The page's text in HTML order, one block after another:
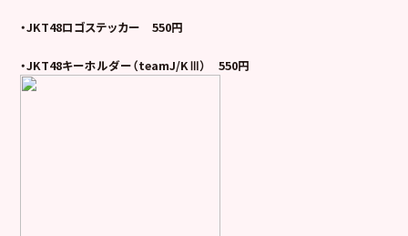
・JKT48ロゴステッカー 550円
・JKT48キーホルダー（teamJ/KⅢ） 550円